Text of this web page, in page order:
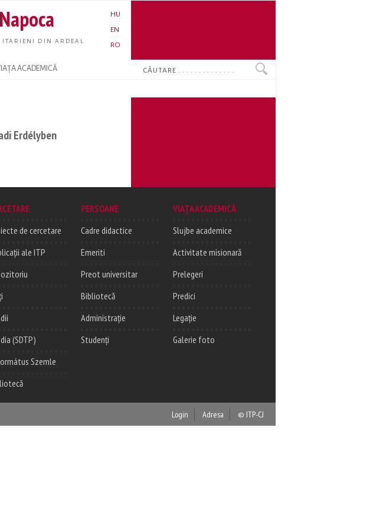
DIN ARDEAL
HU
EN
RO
ACADEMICĂ Search
Erdélyben
de cercetare
ale ITP
(SDTP)
Szemle
PERSOANE
Cadre didactice
Emeriti
Preot universitar
Bibliotecă
Administrație
Studenți
VIAȚA ACADEMICĂ
Slujbe academice
Activitate misionară
Prelegeri
Predici
Legație
Galerie foto
Login Adresa © ITP-CJ